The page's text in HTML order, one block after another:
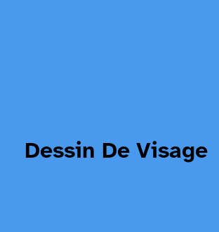
Dessin De Visage